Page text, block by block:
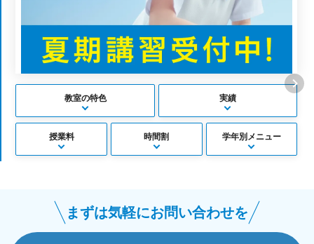
教室の特色 実績
授業料 時間割 学年別メニュー
まずは気軽にお問い合わせを